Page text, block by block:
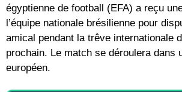
égyptienne de football (EFA) a reçu
l’équipe nationale brésilienne pour
amical pendant la trêve internationale
prochain. Le match se déroulera dans
européen.